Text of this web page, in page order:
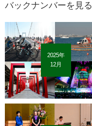
バックナンバーを見る
2025年
12月